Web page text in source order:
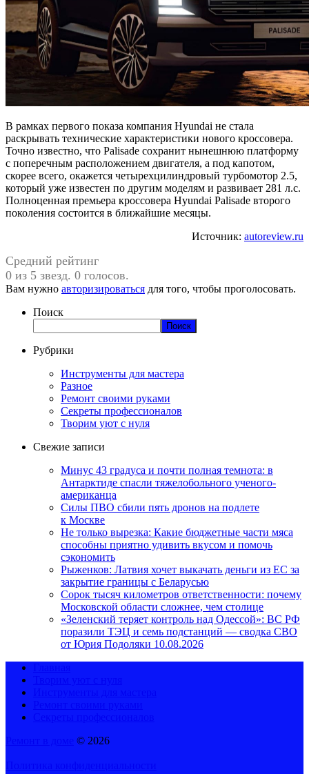
В рамках первого показа компания Hyundai не стала
раскрывать технические характеристики нового кроссовера.
Точно известно, что Palisade сохранит нынешнюю платформу
с поперечным расположением двигателя, а под капотом,
скорее всего, окажется четырехцилиндровый турбомотор 2.5,
который уже известен по другим моделям и развивает 281 л.с.
Полноценная премьера кроссовера Hyundai Palisade второго
поколения состоится в ближайшие месяцы.
Источник: autoreview.ru
Средний рейтинг
0 из 5 звезд. 0 голосов.
Вам нужно авторизироваться для того, чтобы проголосовать.
Поиск
Поиск
Рубрики
Инструменты для мастера
Разное
Ремонт своими руками
Секреты профессионалов
Творим уют с нуля
Свежие записи
Минус 43 градуса и почти полная темнота: в
Антарктиде спасли тяжелобольного ученого-
американца
Силы ПВО сбили пять дронов на подлете
к Москве
Не только вырезка: Какие бюджетные части мяса
способны приятно удивить вкусом и помочь
сэкономить
Рыженков: Латвия хочет выкачать деньги из ЕС за
закрытие границы с Беларусью
Сорок тысяч километров ответственности: почему
Московской области сложнее, чем столице
«Зеленский теряет контроль над Одессой»: ВС РФ
поразили ТЭЦ и семь подстанций — сводка СВО
от Юрия Подоляки 10.08.2026
© 2026